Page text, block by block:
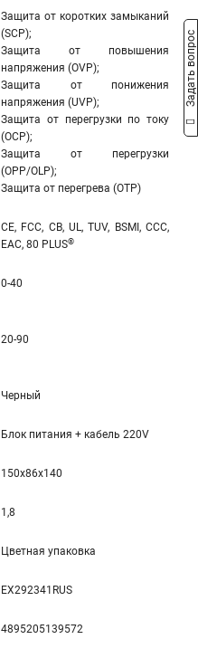
Защита от коротких замыканий
(SCP);
Защита от повышения
напряжения (OVP);
Защита от понижения
напряжения (UVP);
Защита от перегрузки по току
(OCP);
Защита от перегрузки
(OPP/OLP);
Защита от перегрева (OTP)
CE, FCC, CB, UL, TUV, BSMI, CCC,
EAC, 80 PLUS®
0-40
20-90
Черный
Блок питания + кабель 220V
150x86x140
1,8
Цветная упаковка
EX292341RUS
4895205139572
Задать вопрос